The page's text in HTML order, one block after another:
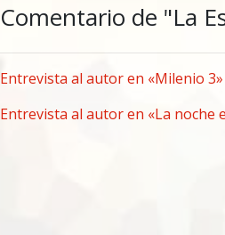
Comentario de "La
Entrevista al autor en «Milenio 3»
Entrevista al autor en «La noche